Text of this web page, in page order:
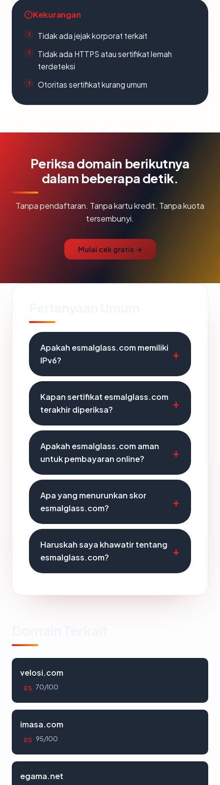
Kekurangan
Tidak ada jejak korporat terkait
Tidak ada HTTPS atau sertifikat lemah
terdeteksi
Otoritas sertifikat kurang umum
Periksa domain berikutnya
dalam beberapa detik.
Tanpa pendaftaran. Tanpa kartu kredit. Tanpa kuota
tersembunyi.
Mulai cek gratis →
Apakah esmalglass.com memiliki
IPv6?
Kapan sertifikat esmalglass.com
terakhir diperiksa?
Apakah esmalglass.com aman
untuk pembayaran online?
Apa yang menurunkan skor
esmalglass.com?
Haruskah saya khawatir tentang
esmalglass.com?
velosi.com
ES 70/100
imasa.com
ES 95/100
egama.net